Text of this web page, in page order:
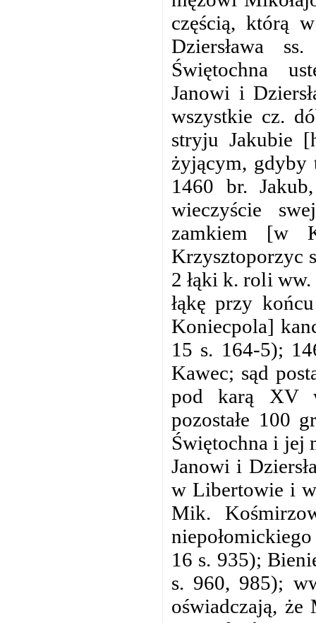
częścią, którą
Dziersława
Świętochna
Janowi i
wszystkie cz.
stryju Jakubie
żyjącym, gdyby
1460 br.
wieczyście
zamkiem [w
Krzysztoporzyc
2 łąki k. roli
łąkę przy
Koniecpola]
15 s. 164-5);
Kawec; sąd
pod karą XV
pozostałe 100
Świętochna i jej
Janowi i
w Libertowie i
Mik.
16 s. 935);
s. 960, 985);
oświadczają,